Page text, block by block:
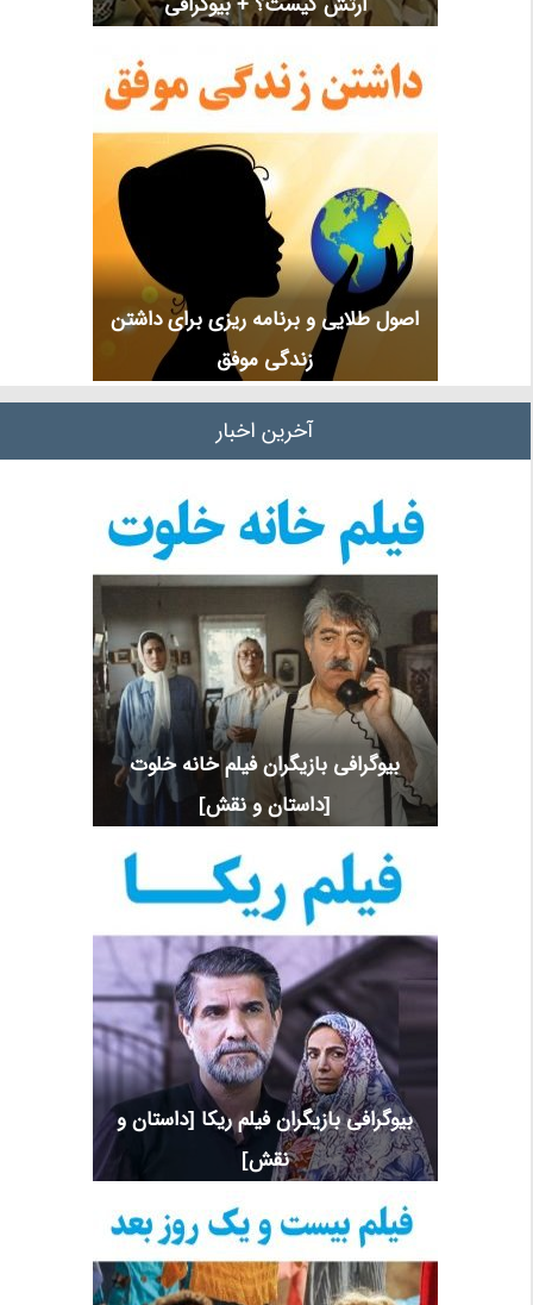
اصول طلایی و برنامه ریزی برای داشتن
زندگی موفق
آخرین اخبار
بیوگرافی بازیگران فیلم خانه خلوت
[داستان و نقش]
بیوگرافی بازیگران فیلم ریکا [داستان و
نقش]